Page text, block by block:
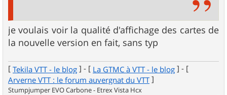
je voulais voir la qualité d'affichage des cartes de
la nouvelle version en fait, sans typ
[ Tekila VTT - le blog ] - [ La GTMC à VTT - le blog ] - [
Arverne VTT : le forum auvergnat du VTT ]
Stumpjumper EVO Carbone - Etrex Vista Hcx